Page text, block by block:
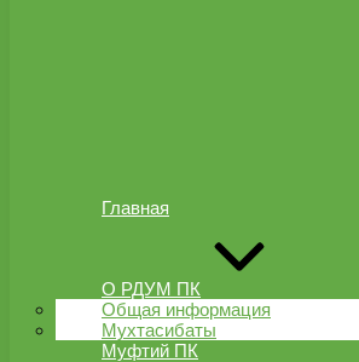
Главная
О РДУМ ПК
Общая информация
Мухтасибаты
Муфтий ПК